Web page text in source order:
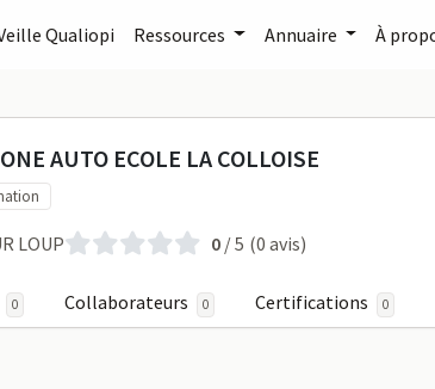
Qualiopi Ressources Annuaire À
AUTO
AUTO ECOLE LA COLLOISE
LOUP 0 / 5 (0 avis)
0 Collaborateurs 0 Certifications 0